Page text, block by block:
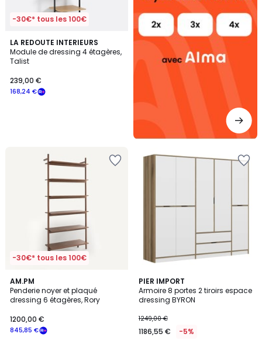
-30€* tous les 100€
LA REDOUTE INTERIEURS
Module de dressing 4 étagères,
Talist
168,24 €
239,00 €
-30€* tous les 100€
AM.PM
Penderie noyer et plaqué
dressing 6 étagères, Rory
845,85 €
1200,00 €
4
/
5
PIER IMPORT
Armoire 8 portes 2 tiroirs espace
dressing BYRON
1249,00 €
1186,55 € -5%
2
Couleurs